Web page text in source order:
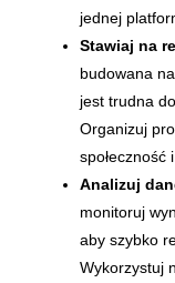
jednej
Stawiaj na
budowana
jest trudna
Organizuj
społeczność
Analizuj
monitoruj
aby szybko
Wykorzystuj